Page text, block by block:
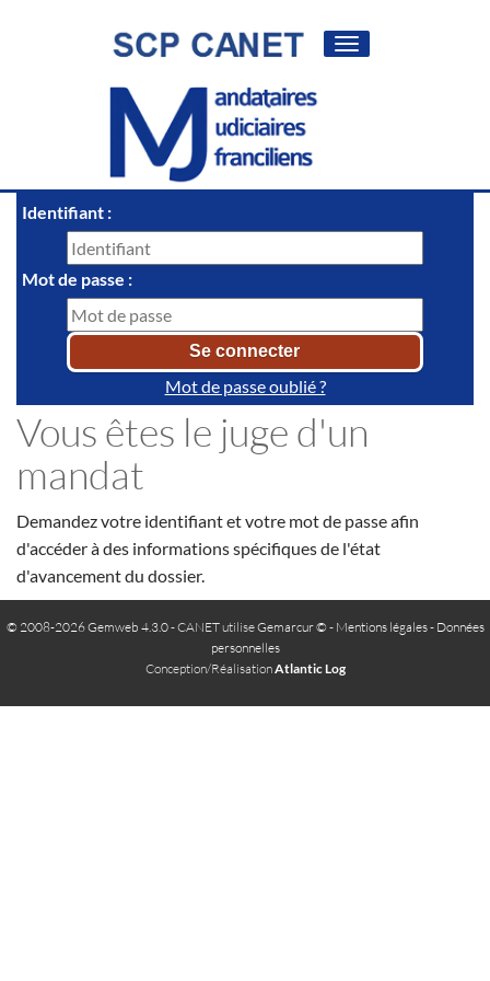
Toggle
Identifiant :
Mot de passe :
Mot de passe oublié ?
Vous êtes le juge d'un
mandat
Demandez votre identifiant et votre mot de passe afin
d'accéder à des informations spécifiques de l'état
d'avancement du dossier.
© 2008-2026 Gemweb 4.3.0- CANET utiliseGemarcur © - Mentions légales- Données
personnelles
Conception/RéalisationAtlantic Log